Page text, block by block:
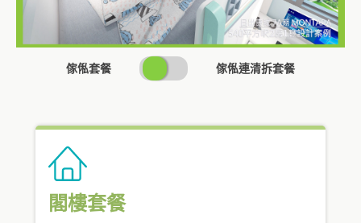
傢俬套餐
SWITCH
PRICING
傢俬連清拆套餐
閣樓套餐